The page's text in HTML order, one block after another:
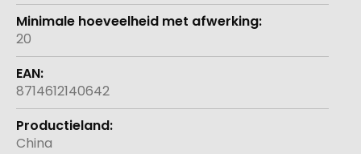
20
8714612140642
China